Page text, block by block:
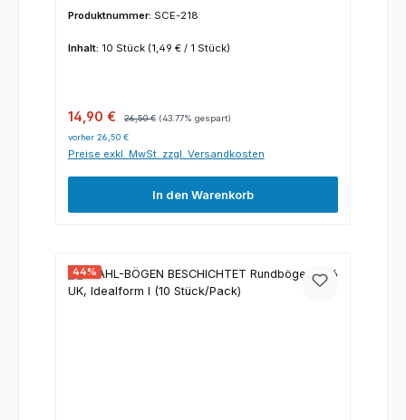
Produktnummer: SCE-218
Inhalt: 10 Stück (1,49 € / 1 Stück)
Verkaufspreis:
14,90 € Regulärer Preis:
26,50 € (43.77% gespart)
vorher 26,50 €
Preise exkl. MwSt. zzgl. Versandkosten
In den Warenkorb
44%